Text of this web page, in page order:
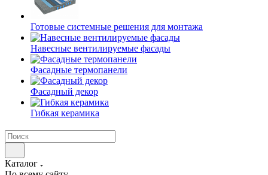
Готовые системные решения для монтажа
Навесные вентилируемые фасады
Фасадные термопанели
Фасадный декор
Гибкая керамика
Каталог